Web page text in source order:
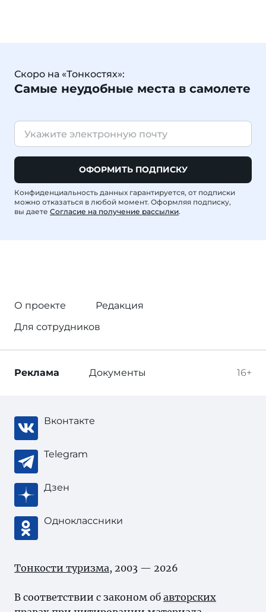
Скоро на «Тонкостях»:
Самые неудобные места в самолете
ОФОРМИТЬ ПОДПИСКУ
Конфиденциальность данных гарантируется, от подписки
можно отказаться в любой момент. Оформляя подписку,
вы даете Согласие на получение рассылки.
О проекте
Редакция
Для сотрудников
16+
Реклама Документы
Вконтакте
Telegram
Дзен
Одноклассники
Тонкости туризма, 2003 — 2026
В соответствии с законом об авторских